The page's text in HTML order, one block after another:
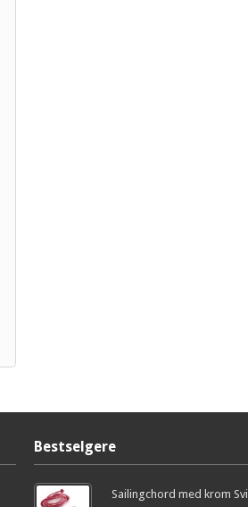
Bestselgere
Sailingchord med krom